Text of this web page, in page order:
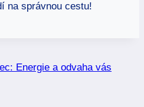
na správnou cestu!
Energie a odvaha vás